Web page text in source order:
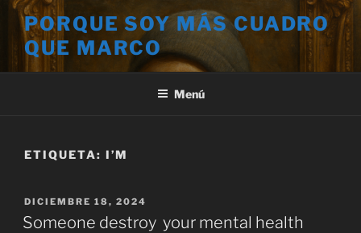
Saltar
contenido
PORQUE SOY MÁS CUADRO
QUE MARCO
Menú
ETIQUETA: I’M
PUBLICADO
EL
DICIEMBRE 18, 2024
Someone destroy your mental health